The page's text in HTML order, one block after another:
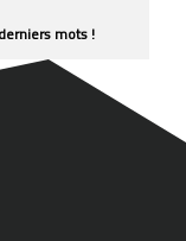
mots !